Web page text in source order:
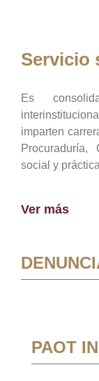
Servicio
Es
imparten
social y
Ver más
PAOT